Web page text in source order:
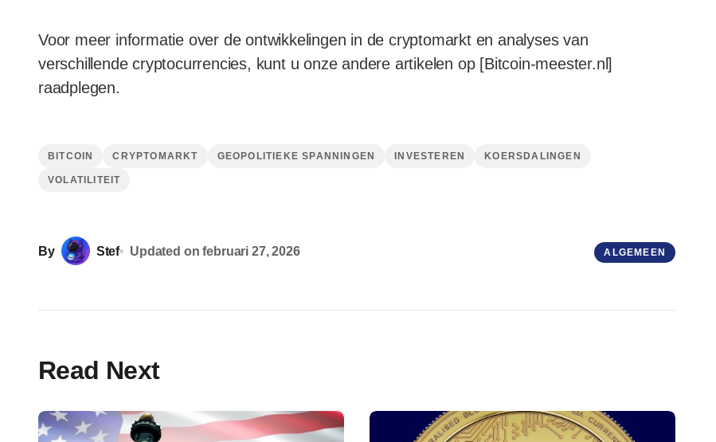
Voor meer informatie over de ontwikkelingen in de cryptomarkt en analyses van
verschillende cryptocurrencies, kunt u onze andere artikelen op [Bitcoin-meester.nl]
raadplegen.
BITCOIN CRYPTOMARKT GEOPOLITIEKE SPANNINGEN INVESTEREN KOERSDALINGEN
VOLATILITEIT
By Stef Updated on februari 27, 2026 ALGEMEEN
Read Next